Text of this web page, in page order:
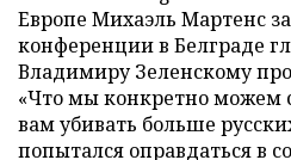
Европе Михаэль Мартенс
конференции в Белграде
Владимиру Зеленскому
«Что мы конкретно можем
вам убивать больше
попытался оправдаться в